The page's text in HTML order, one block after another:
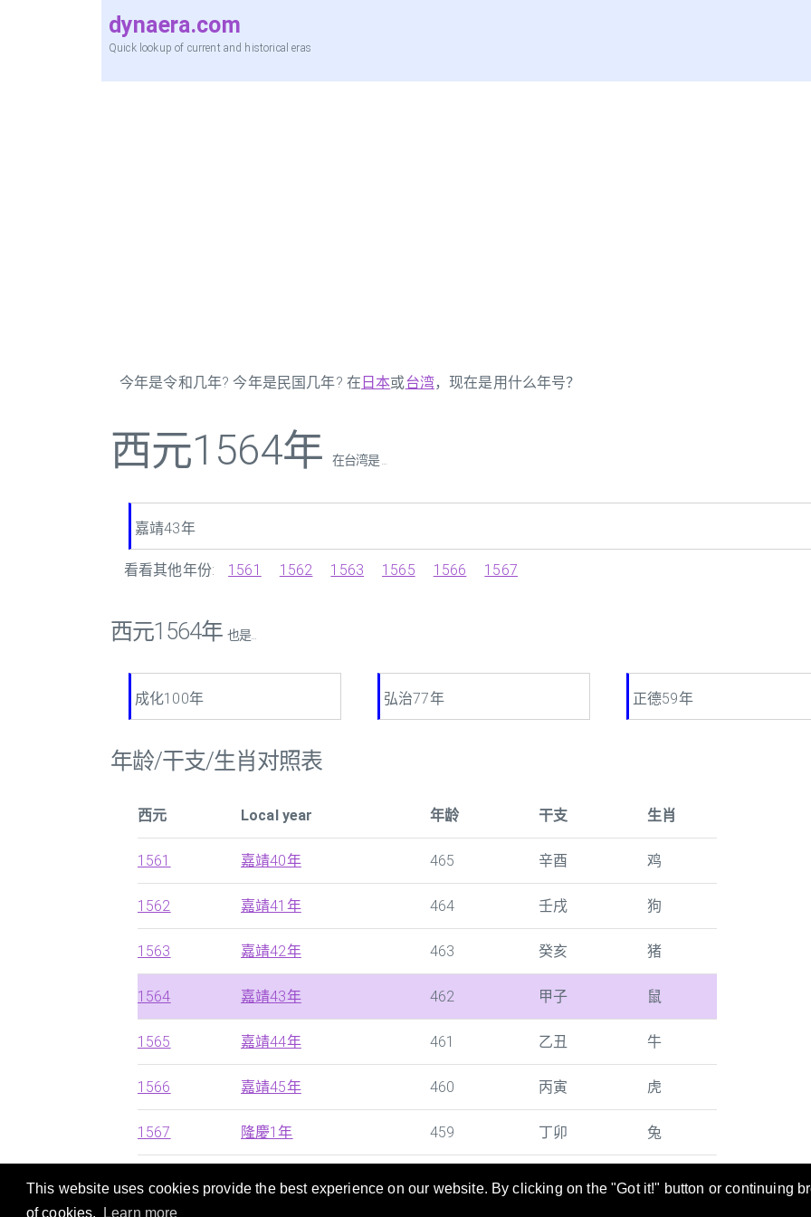
This website uses cookies provide the best experience on our website. By clicking on the "Got it!" button or continuing
of cookies.
Learn more
dynaera.com
Quick lookup of current and historical eras
今年是令和几年? 今年是民国几年? 在 日本或台湾，现在是用什么年号？
西元1564年 在台湾是 ...
嘉靖43年
看看其他年份: 1561 1562 1563 1565 1566 1567
西元1564年 也是...
成化100年 弘治77年 正德59年
年龄/干支/生肖对照表
西元 Local year 年龄 干支 生肖
1561 嘉靖40年 465 辛酉 鸡
1562 嘉靖41年 464 壬戌 狗
1563 嘉靖42年 463 癸亥 猪
1564 嘉靖43年 462 甲子 鼠
1565 嘉靖44年 461 乙丑 牛
1566 嘉靖45年 460 丙寅 虎
1567 隆慶1年 459 丁卯 兔
本站提供西历，中国朝代及日本年号的快速搜寻及转换。 年龄/干支/生肖对照表也是当您填写文件时的好帮